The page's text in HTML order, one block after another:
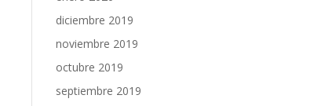
diciembre 2019
noviembre 2019
octubre 2019
septiembre 2019